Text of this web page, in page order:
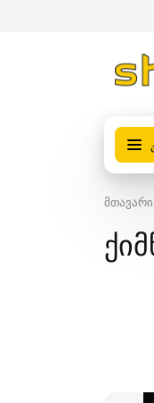
მთავარი